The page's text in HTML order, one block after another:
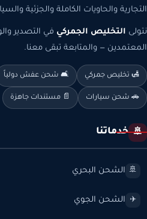
التجارية والحاويات الكاملة والجزئية
نتولى التخليص الجمركي في التصدير
المعتمدين — والمتابعة تبقى معنا.
🛃 تخليص جمركي 🛋️ شحن عفش دولياً
🚗 شحن سيارات 📄 مستندات جاهزة
🚢 خدماتنا
🚢 الشحن البحري
✈️ الشحن الجوي